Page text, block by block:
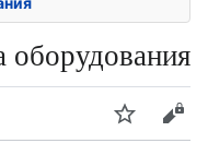
оборудования
Следить